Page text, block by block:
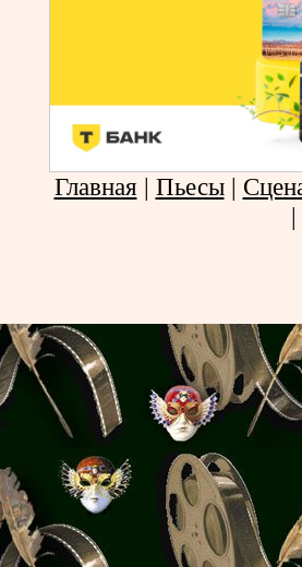
Главная | Пьесы|
|